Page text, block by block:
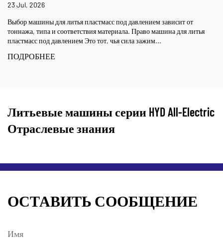
23 Jul, 2026
Выбор машины для литья пластмасс под давлением зависит от
тоннажа, типа и соответствия материала. Право машина для литья
пластмасс под давлением Это тот, чья сила зажим...
ПОДРОБНЕЕ
Литьевые машины серии HYD All-Electric
Отраслевые знания
ОСТАВИТЬ СООБЩЕНИЕ